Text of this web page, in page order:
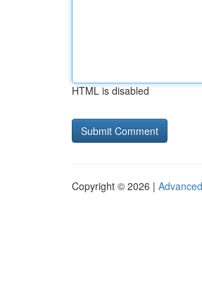
HTML is disabled
Copyright © 2026 |